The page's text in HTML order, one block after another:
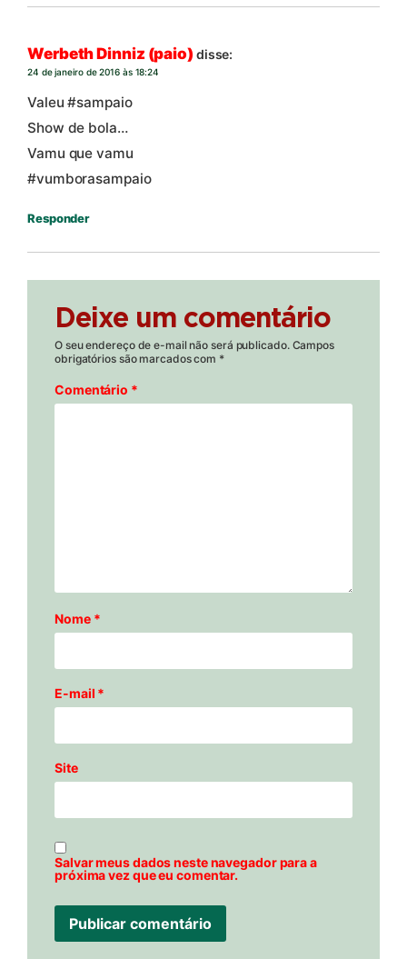
Werbeth Dinniz (paio) disse:
24 de janeiro de 2016 às 18:24
Valeu #sampaio
Show de bola…
Vamu que vamu
#vumborasampaio
Responder
Deixe um comentário
O seu endereço de e-mail não será publicado. Campos
obrigatórios são marcados com *
Comentário *
Nome *
E-mail *
Site
Salvar meus dados neste navegador para a
próxima vez que eu comentar.